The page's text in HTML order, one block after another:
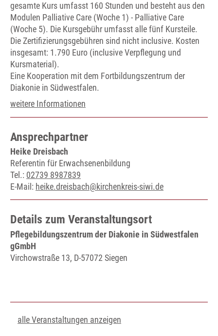
gesamte Kurs umfasst 160 Stunden und besteht aus den
Modulen Palliative Care (Woche 1) - Palliative Care
(Woche 5). Die Kursgebühr umfasst alle fünf Kursteile.
Die Zertifizierungsgebühren sind nicht inclusive. Kosten
insgesamt: 1.790 Euro (inclusive Verpflegung und
Kursmaterial).
Eine Kooperation mit dem Fortbildungszentrum der
Diakonie in Südwestfalen.
weitere Informationen
Ansprechpartner
Heike Dreisbach
Referentin für Erwachsenenbildung
Tel.: 02739 8987839
E-Mail: heike.dreisbach@kirchenkreis-siwi.de
Details zum Veranstaltungsort
Pflegebildungszentrum der Diakonie in Südwestfalen
gGmbH
Virchowstraße 13, D-57072 Siegen
alle Veranstaltungen anzeigen